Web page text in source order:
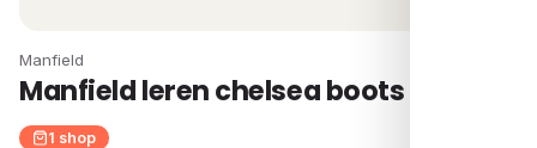
Manfield
Manfield leren chelsea boots bruin
1 shop